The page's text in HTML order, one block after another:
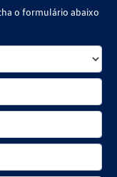
o formulário abaixo